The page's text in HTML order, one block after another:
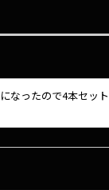
なったので4本セッ